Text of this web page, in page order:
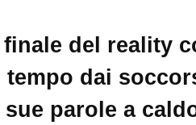
del reality
dai
sue parole a